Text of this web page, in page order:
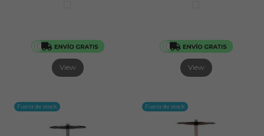
View View
Fuera de stock Fuera de stock